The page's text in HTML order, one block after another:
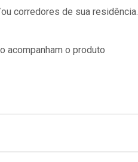
corredores de sua residência.
acompanham o produto